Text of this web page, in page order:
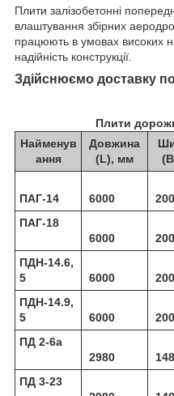
Плити залізобетонні
влаштування збірних
працюють в умовах високих
надійність конструкції.
Здійснюємо доставку по
Плити
Найменув
ання
Довжина
(L), мм
ПАГ-14 6000
ПАГ-18
6000
ПДН-14.6,
5
6000
ПДН-14.9,
5
6000
ПД 2-6а
2980
ПД 3-23